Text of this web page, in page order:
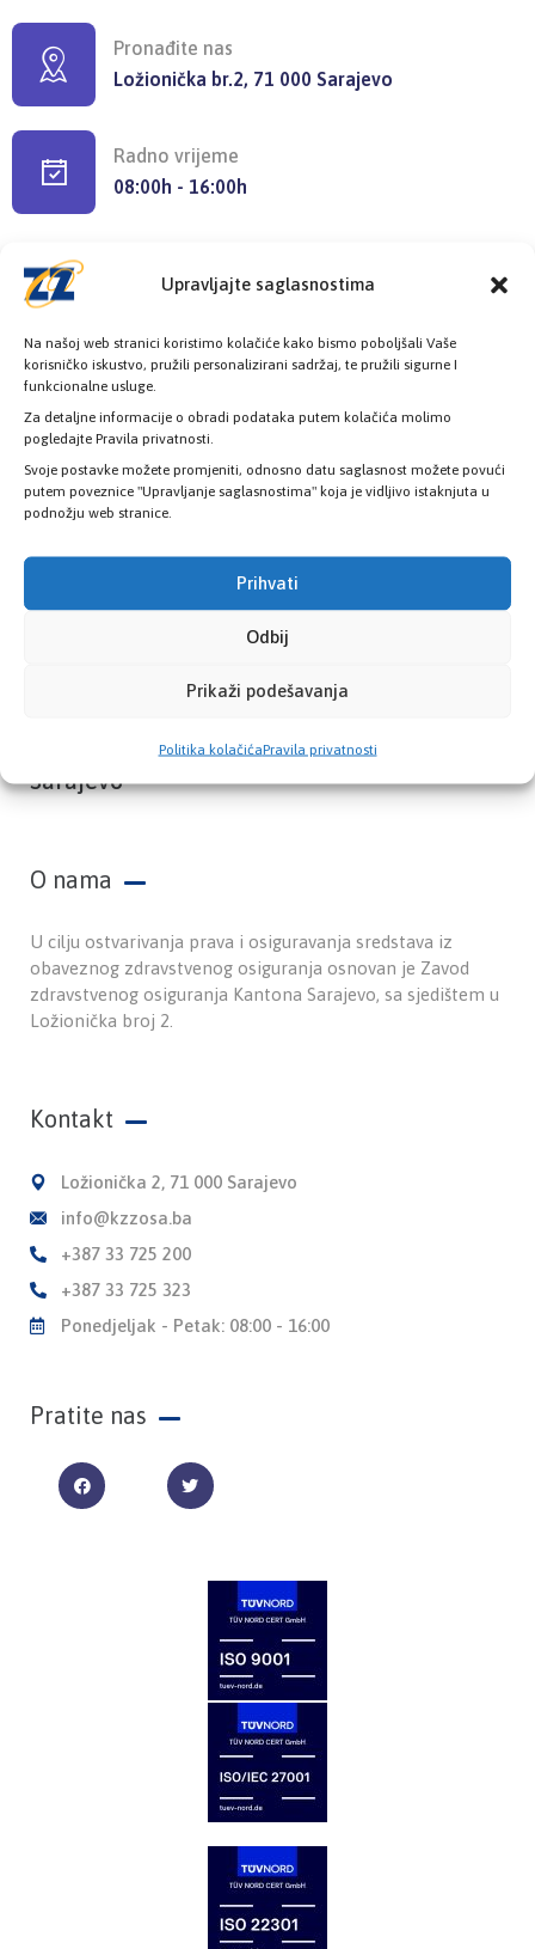
Upravljajte saglasnostima
Na našoj web stranici koristimo kolačiće kako bismo poboljšali Vaše
korisničko iskustvo, pružili personalizirani sadržaj, te pružili sigurne I
funkcionalne usluge.
Za detaljne informacije o obradi podataka putem kolačića molimo
pogledajte Pravila privatnosti.
Svoje postavke možete promjeniti, odnosno datu saglasnost možete povući
putem poveznice "Upravljanje saglasnostima" koja je vidljivo istaknjuta u
podnožju web stranice.
Prihvati
Odbij
Prikaži podešavanja
Politika kolačićaPravila privatnosti
Pronađite nas
Ložionička br.2, 71 000 Sarajevo
Radno vrijeme
08:00h - 16:00h
Provjerite status vaše elektronske
zdravstvene kartice
PROVJERITE STATUS
Zavod zdravstvenog osiguranja Kantona
Sarajevo
O nama
U cilju ostvarivanja prava i osiguravanja sredstava iz
obaveznog zdravstvenog osiguranja osnovan je Zavod
zdravstvenog osiguranja Kantona Sarajevo, sa sjedištem u
Ložionička broj 2.
Kontakt
Ložionička 2, 71 000 Sarajevo
info@kzzosa.ba
+387 33 725 200
+387 33 725 323
Ponedjeljak - Petak: 08:00 - 16:00
Pratite nas